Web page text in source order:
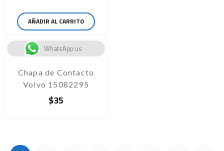
AÑADIR AL CARRITO
WhatsApp us
Chapa de Contacto
Volvo 15082295
$35